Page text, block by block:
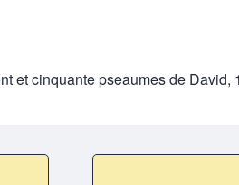
et cinquante pseaumes de David,